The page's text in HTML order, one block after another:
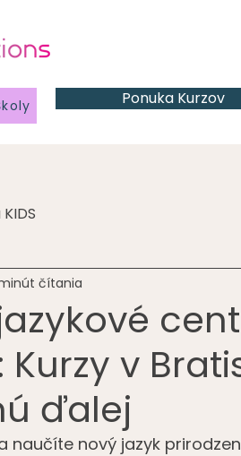
Ponuka Kurzov
Kurzy v
ďalej
čítania
naučíte nový jazyk